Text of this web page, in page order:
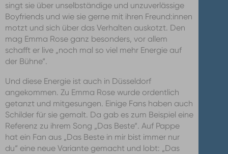
singt sie über unselbständige und unzuverlässige
Boyfriends und wie sie gerne mit ihren Freund:innen
motzt und sich über das Verhalten auskotzt. Den
mag Emma Rose ganz besonders, vor allem
schafft er live „noch mal so viel mehr Energie auf
der Bühne“.
Und diese Energie ist auch in Düsseldorf
angekommen. Zu Emma Rose wurde ordentlich
getanzt und mitgesungen. Einige Fans haben auch
Schilder für sie gemalt. Da gab es zum Beispiel eine
Referenz zu ihrem Song „Das Beste“. Auf Pappe
hat ein Fan aus „Das Beste in mir bist immer nur
du“ eine neue Variante gemacht und lobt: „Das